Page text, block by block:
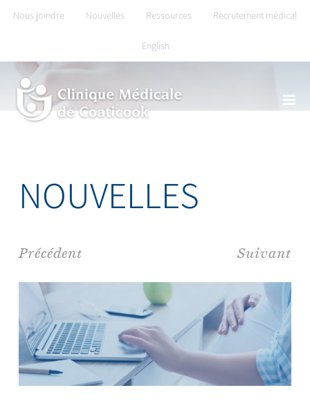
SkipNous joindre Nouvelles Ressources Recrutement médical
English
NOUVELLES
Précédent Suivant